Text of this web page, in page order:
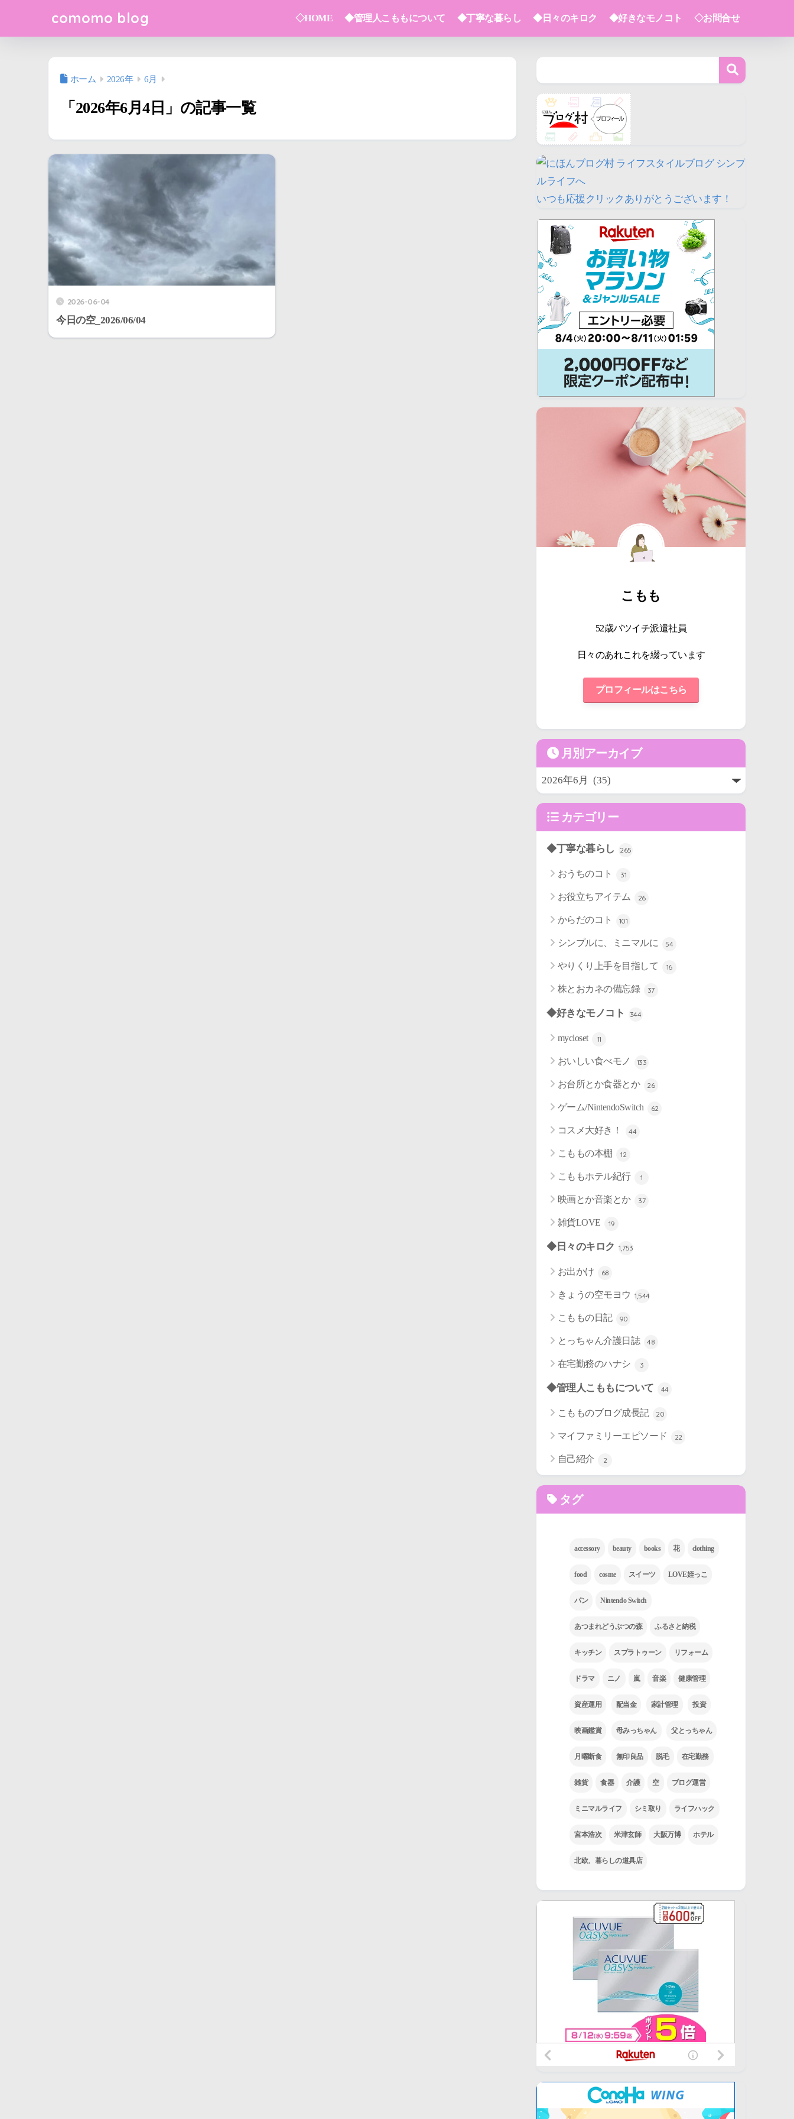
comomo blog ◇HOME ◆管理人こももについて ◆丁寧な暮らし ◆日々のキロク ◆好きなモノコト ◇お問合せ
ホーム 2026年 6月
「2026年6月4日」の記事一覧
2026-06-04
今日の空_2026/06/04
いつも応援クリックありがとうございます！
こもも
52歳バツイチ派遣社員
日々のあれこれを綴っています
プロフィールはこちら
月別アーカイブ
カテゴリー
◆丁寧な暮らし 265
おうちのコト 31
お役立ちアイテム 26
からだのコト 101
シンプルに、ミニマルに 54
やりくり上手を目指して 16
株とおカネの備忘録 37
◆好きなモノコト 344
mycloset 11
おいしい食べモノ 133
お台所とか食器とか 26
ゲーム/NintendoSwitch 62
コスメ大好き！ 44
こももの本棚 12
こももホテル紀行 1
映画とか音楽とか 37
雑貨LOVE 19
◆日々のキロク 1,753
お出かけ 68
きょうの空モヨウ 1,544
こももの日記 90
とっちゃん介護日誌 48
在宅勤務のハナシ 3
◆管理人こももについて 44
こもものブログ成長記 20
マイファミリーエピソード 22
自己紹介 2
タグ
accessory beauty books 花 clothing
food cosme スイーツ LOVE姪っこ
パン Nintendo Switch
あつまれどうぶつの森 ふるさと納税
キッチン スプラトゥーン リフォーム
ドラマ ニノ 嵐 音楽 健康管理
資産運用 配当金 家計管理 投資
映画鑑賞 母みっちゃん 父とっちゃん
月曜断食 無印良品 脱毛 在宅勤務
雑貨 食器 介護 空 ブログ運営
ミニマルライフ シミ取り ライフハック
宮本浩次 米津玄師 大阪万博 ホテル
北欧、暮らしの道具店